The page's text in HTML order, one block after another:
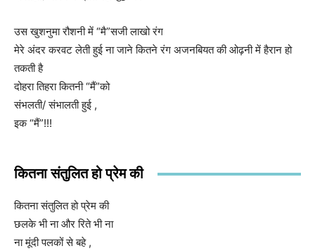
उस खुशनुमा रौशनी में “मै”सजी लाखो रंग
मेरे अंदर करवट लेती हुई ना जाने कितने रंग अजनबियत की ओढ़नी में हैरान हो
तकती है
दोहरा तिहरा कितनी “मैं”को
संभलती/ संभालती हुई ,
इक “मैं”!!!
कितना संतुलित हो प्रेम की
कितना संतुलित हो प्रेम की
छलके भी ना और रिते भी ना
ना मूंदी पलकों से बहे ,